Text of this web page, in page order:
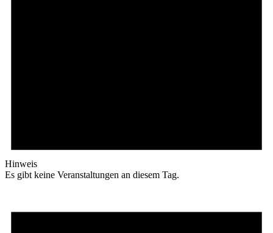
Hinweis
Es gibt keine Veranstaltungen an diesem Tag.